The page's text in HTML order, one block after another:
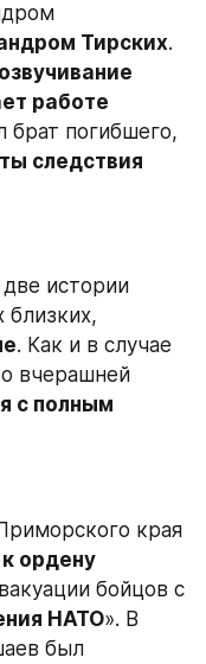
Тирских.
озвучивание
работе
брат погибшего,
следствия
две истории
. Как и в случае
с полным
края
к ордену
бойцов с
НАТО». В